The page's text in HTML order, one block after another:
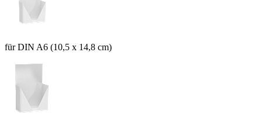
für DIN A6 (10,5 x 14,8 cm)